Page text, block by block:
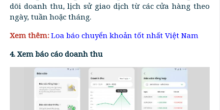
dõi doanh thu, lịch sử giao dịch từ các cửa hàng theo
ngày, tuần hoặc tháng.
Xem thêm: Loa báo chuyển khoản tốt nhất Việt Nam
4. Xem báo cáo doanh thu